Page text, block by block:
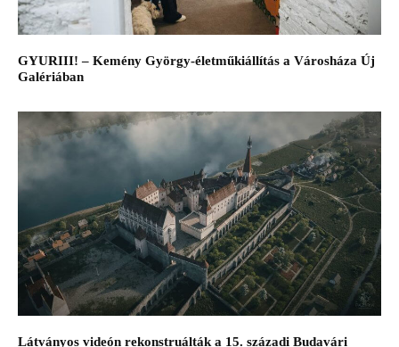
GYURIII! – Kemény György-életműkiállítás a Városháza Új
Galériában
Látványos videón rekonstruálták a 15. századi Budavári